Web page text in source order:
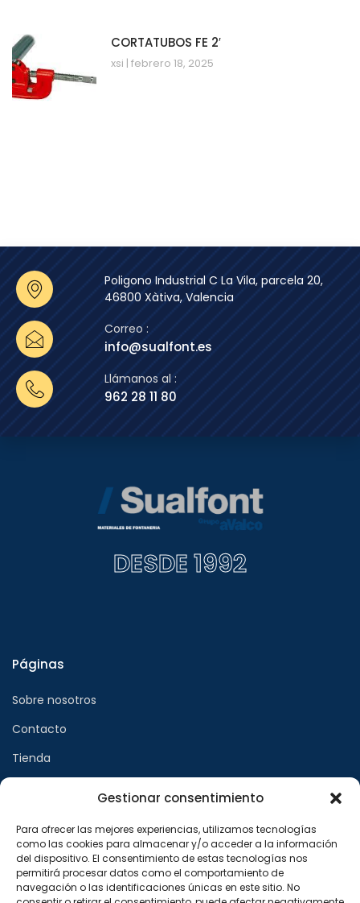
Gestionar consentimiento
Para ofrecer las mejores experiencias, utilizamos tecnologías
como las cookies para almacenar y/o acceder a la información
del dispositivo. El consentimiento de estas tecnologías nos
permitirá procesar datos como el comportamiento de
navegación o las identificaciones únicas en este sitio. No
CORTATUBOS FE 2′
xsi febrero 18, 2025
Poligono Industrial C La Vila, parcela 20,
46800 Xàtiva, Valencia
Correo :
info@sualfont.es
Llámanos al :
962 28 11 80
DESDE 1992
Páginas
Sobre nosotros
Contacto
Tienda
Aviso legal
Política de privacidad